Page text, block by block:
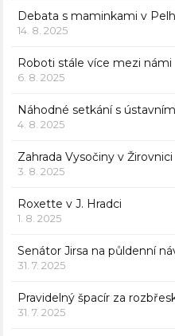
Debata s maminkami v
14. 8. 2025
Roboti stále více mezi námi
6. 8. 2025
Náhodné setkání s
4. 8. 2025
Zahrada Vysočiny v Žirovnici
3. 8. 2025
Roxette v J. Hradci
1. 8. 2025
Senátor Jirsa na půldenní
31. 7. 2025
Pravidelný špacír za
31. 7. 2025